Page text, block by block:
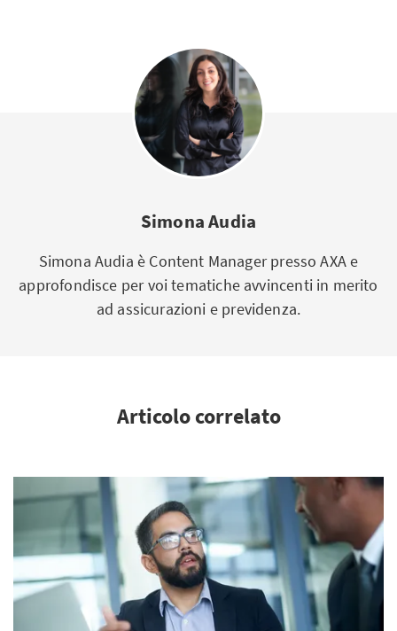
Simona Audia
Simona Audia è Content Manager presso AXA e
approfondisce per voi tematiche avvincenti in merito
ad assicurazioni e previdenza.
Articolo correlato